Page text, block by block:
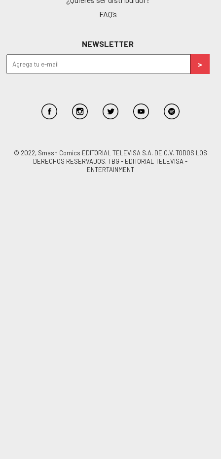
FAQ’s
NEWSLETTER
© 2022, Smash Comics EDITORIAL TELEVISA S.A. DE C.V. TODOS LOS
DERECHOS RESERVADOS. TBG - EDITORIAL TELEVISA -
ENTERTAINMENT